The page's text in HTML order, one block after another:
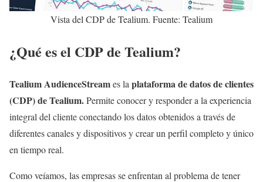
Vista del CDP de Tealium. Fuente: Tealium
¿Qué es el CDP de Tealium?
Tealium AudienceStreames la plataforma de datos de clientes
(CDP) de Tealium.Permite conocer y responder a la experiencia
integral del cliente conectando los datos obtenidos a través de
diferentes canales y dispositivos y crear un perfil completo y único
en tiempo real.
Como veíamos, las empresas se enfrentan al problema de tener